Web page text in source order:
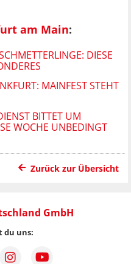
am Main:
DIESE
MAINFEST STEHT
BITTET UM
WOCHE UNBEDINGT
Zurück zur Übersicht
GmbH
du uns: